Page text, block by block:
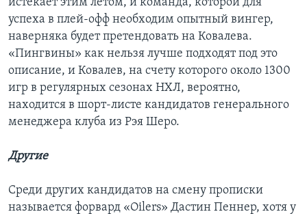
истекает этим летом, и команда, которой для
успеха в плей-офф необходим опытный вингер,
наверняка будет претендовать на Ковалева.
«Пингвины» как нельзя лучше подходят под это
описание, и Ковалев, на счету которого около 1300
игр в регулярных сезонах НХЛ, вероятно,
находится в шорт-листе кандидатов генерального
менеджера клуба из Рэя Шеро.
Другие
Среди других кандидатов на смену прописки
называется форвард «Oilers» Дастин Пеннер, хотя у